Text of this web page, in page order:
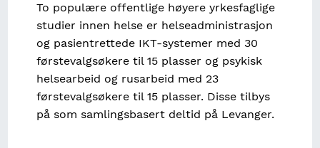
To populære offentlige høyere yrkesfaglige
studier innen helse er helseadministrasjon
og pasientrettede IKT-systemer med 30
førstevalgsøkere til 15 plasser og psykisk
helsearbeid og rusarbeid med 23
førstevalgsøkere til 15 plasser. Disse tilbys
på som samlingsbasert deltid på Levanger.